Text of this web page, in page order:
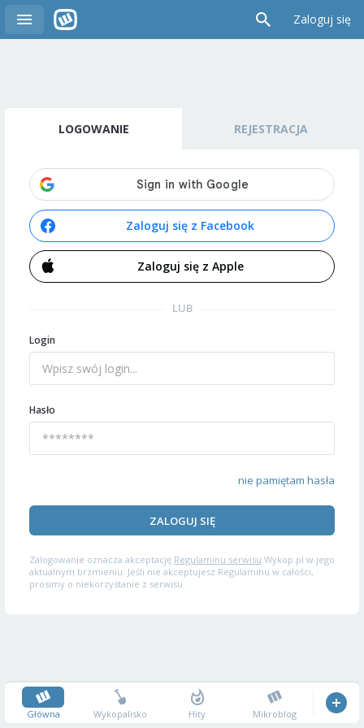
Zaloguj się
LOGOWANIE REJESTRACJA
Zaloguj się z Facebook
Zaloguj się z Apple
LUB
Login
Hasło
nie pamiętam hasła
ZALOGUJ SIĘ
Zalogowanie oznacza akceptację Regulaminu serwisu Wykop.pl w jego
aktualnym brzmieniu. Jeśli nie akceptujesz Regulaminu w całości,
prosimy o niekorzystanie z serwisu.
Główna Wykopalisko Hity Mikroblog